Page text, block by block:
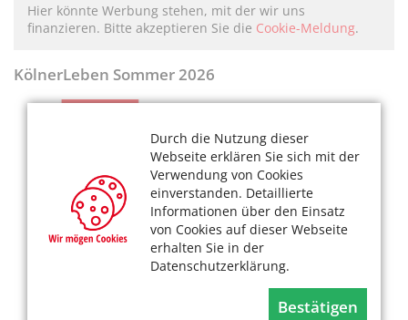
Durch die Nutzung dieser
Webseite erklären Sie sich mit der
Verwendung von Cookies
einverstanden. Detaillierte
Informationen über den Einsatz
von Cookies auf dieser Webseite
erhalten Sie in der
Datenschutzerklärung.
Bestätigen
Hier könnte Werbung stehen, mit der wir uns
finanzieren. Bitte akzeptieren Sie die Cookie-Meldung.
KölnerLeben Sommer 2026